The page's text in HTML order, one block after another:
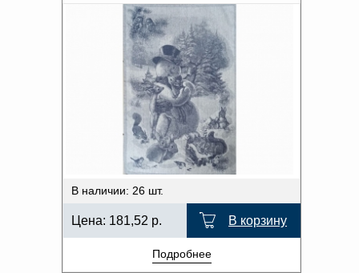
В наличии: 26 шт.
Цена: 181,52 р. В корзину
Подробнее